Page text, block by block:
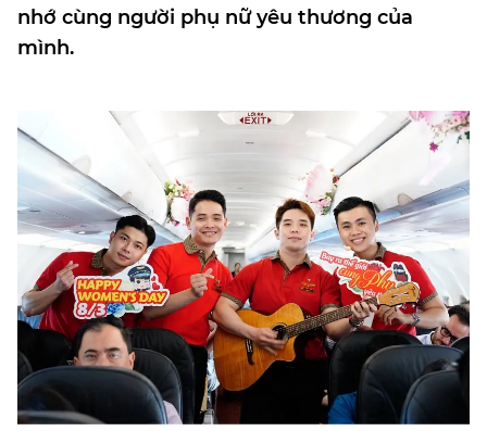
nhớ cùng người phụ nữ yêu thương của
mình.